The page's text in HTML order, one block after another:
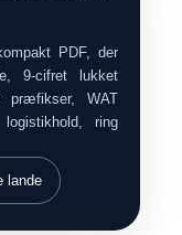
PDF, der
9-cifret lukket
præfikser, WAT
ring
lande